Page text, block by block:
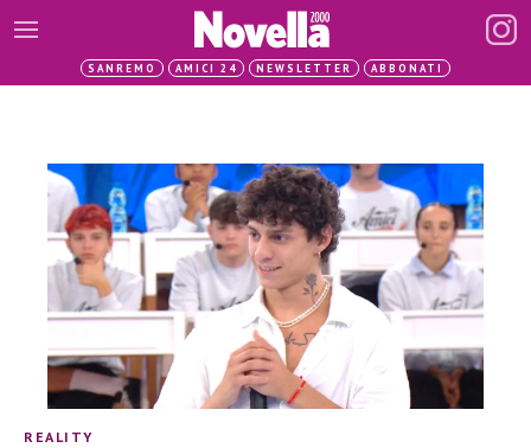
SANREMO AMICI 24 NEWSLETTER ABBONATI
REALITY